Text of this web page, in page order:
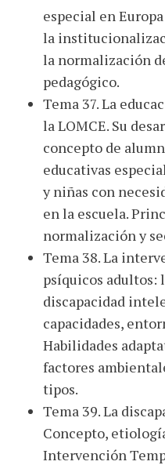
especial en
la
la normalización
pedagógico.
Tema 37. La
la LOMCE. Su
concepto de
educativas
y niñas con
en la escuela.
normalización y
Tema 38. La
psíquicos adultos:
discapacidad
capacidades,
Habilidades
factores
tipos.
Tema 39. La
Concepto,
Intervención